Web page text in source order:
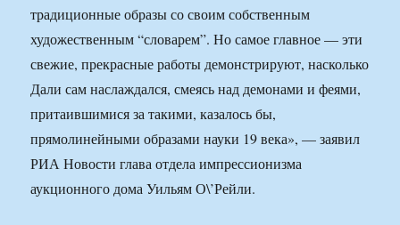
традиционные образы со своим собственным
художественным “словарем”. Но самое главное — эти
свежие, прекрасные работы демонстрируют, насколько
Дали сам наслаждался, смеясь над демонами и феями,
притаившимися за такими, казалось бы,
прямолинейными образами науки 19 века», — заявил
РИА Новости глава отдела импрессионизма
аукционного дома Уильям О\’Рейли.